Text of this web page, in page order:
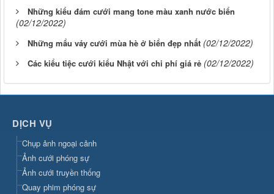
Những kiểu đám cưới mang tone màu xanh nước biển
(02/12/2022)
Những mẩu váy cưới mùa hè ở biển đẹp nhất (02/12/2022)
Các kiểu tiệc cưới kiểu Nhật với chi phí giá rẻ (02/12/2022)
DỊCH VỤ
Chụp ảnh ngoại cảnh
Ảnh cưới phóng sự
Ảnh cưới truyền thống
Quay phim phóng sự